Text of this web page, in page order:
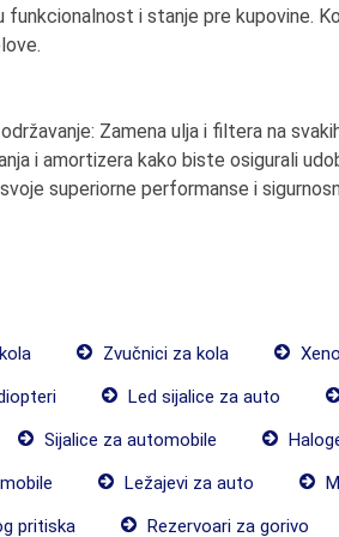
i stanje pre kupovine.
Zamena ulja i filtera na
i amortizera kako biste osigurali
superiorne performanse i
Zvučnici za kola
Led sijalice za auto
Sijalice za automobile
Ležajevi za auto
pritiska Rezervoari za gorivo